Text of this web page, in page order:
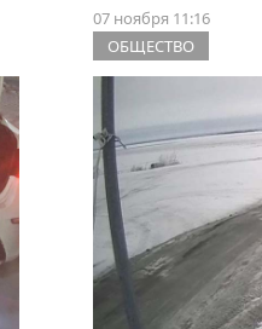
07 ноября 11:16
ОБЩЕСТВО